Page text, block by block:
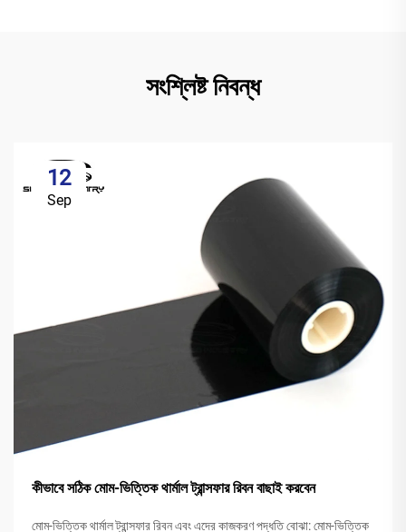
সংশ্লিষ্ট নিবন্ধ
12
Sep
কীভাবে সঠিক মোম-ভিত্তিক থার্মাল ট্রান্সফার রিবন বাছাই করবেন
মোম-ভিত্তিক থার্মাল ট্রান্সফার রিবন এবং এদের কাজকরণ পদ্ধতি বোঝা: মোম-ভিত্তিক